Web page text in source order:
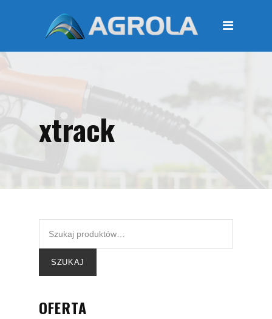
STRONA GŁÓWNA
OFERTA
Moje konto
xtrack
SZUKAJ
OFERTA